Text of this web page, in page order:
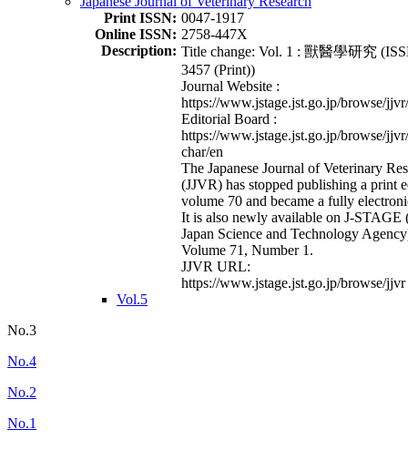
Print ISSN: 0047-1917
Online ISSN: 2758-447X
Description: Title change: Vol. 1 : 獸醫學研究
3457 (Print))
Journal Website :
https://www.jstage.jst.go.jp/browse/
Editorial Board :
https://www.jstage.jst.go.jp/browse/
char/en
The Japanese Journal of Veterinary
(JJVR) has stopped publishing a print
volume 70 and became a fully
It is also newly available on J-STAGE
Japan Science and Technology
Volume 71, Number 1.
JJVR URL:
https://www.jstage.jst.go.jp/browse/jjvr
Vol.5
No.3
No.4
No.2
No.1